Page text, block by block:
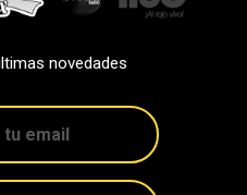
novedades